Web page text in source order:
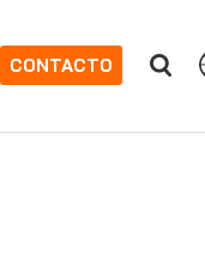
CONTACTO